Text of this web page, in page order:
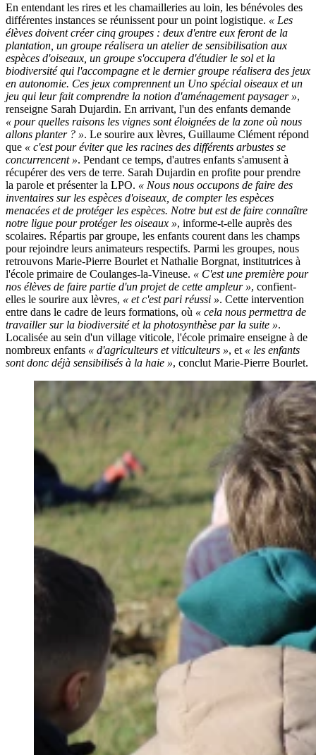
En entendant les rires et les chamailleries au loin, les bénévoles des
différentes instances se réunissent pour un point logistique. « Les
élèves doivent créer cinq groupes : deux d'entre eux feront de la
plantation, un groupe réalisera un atelier de sensibilisation aux
espèces d'oiseaux, un groupe s'occupera d'étudier le sol et la
biodiversité qui l'accompagne et le dernier groupe réalisera des jeux
en autonomie. Ces jeux comprennent un Uno spécial oiseaux et un
jeu qui leur fait comprendre la notion d'aménagement paysager »,
renseigne Sarah Dujardin. En arrivant, l'un des enfants demande
« pour quelles raisons les vignes sont éloignées de la zone où nous
allons planter ? ». Le sourire aux lèvres, Guillaume Clément répond
que « c'est pour éviter que les racines des différents arbustes se
concurrencent ». Pendant ce temps, d'autres enfants s'amusent à
récupérer des vers de terre. Sarah Dujardin en profite pour prendre
la parole et présenter la LPO. « Nous nous occupons de faire des
inventaires sur les espèces d'oiseaux, de compter les espèces
menacées et de protéger les espèces. Notre but est de faire connaître
notre ligue pour protéger les oiseaux », informe-t-elle auprès des
scolaires. Répartis par groupe, les enfants courent dans les champs
pour rejoindre leurs animateurs respectifs. Parmi les groupes, nous
retrouvons Marie-Pierre Bourlet et Nathalie Borgnat, institutrices à
l'école primaire de Coulanges-la-Vineuse. « C'est une première pour
nos élèves de faire partie d'un projet de cette ampleur », confient-
elles le sourire aux lèvres, « et c'est pari réussi ». Cette intervention
entre dans le cadre de leurs formations, où « cela nous permettra de
travailler sur la biodiversité et la photosynthèse par la suite ».
Localisée au sein d'un village viticole, l'école primaire enseigne à de
nombreux enfants « d'agriculteurs et viticulteurs », et « les enfants
sont donc déjà sensibilisés à la haie », conclut Marie-Pierre Bourlet.